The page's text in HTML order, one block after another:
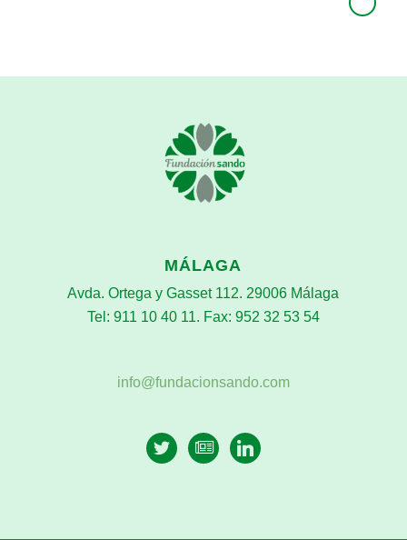
MÁLAGA
Avda. Ortega y Gasset 112. 29006 Málaga
Tel: 911 10 40 11. Fax: 952 32 53 54
info@fundacionsando.com
twitter
newspaper-
linkedin